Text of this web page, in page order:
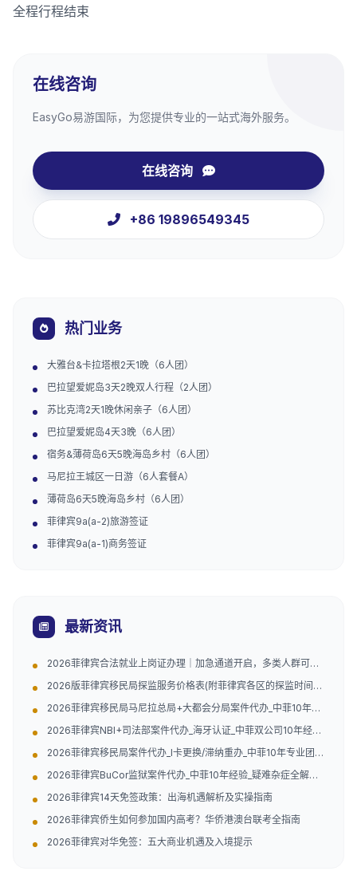
全程行程结束
在线咨询
EasyGo易游国际，为您提供专业的一站式海外服务。
在线咨询
+86 19896549345
热门业务
大雅台&卡拉塔根2天1晚（6人团）
巴拉望爱妮岛3天2晚双人行程（2人团）
苏比克湾2天1晚休闲亲子（6人团）
巴拉望爱妮岛4天3晚（6人团）
宿务&薄荷岛6天5晚海岛乡村（6人团）
马尼拉王城区一日游（6人套餐A）
薄荷岛6天5晚海岛乡村（6人团）
菲律宾9a(a-2)旅游签证
菲律宾9a(a-1)商务签证
最新资讯
2026菲律宾合法就业上岗证办理｜加急通道开启，多类人群可
2026版菲律宾移民局探监服务价格表(附菲律宾各区的探监时间和
2026菲律宾移民局马尼拉总局+大都会分局案件代办_中菲10年经
2026菲律宾NBI+司法部案件代办_海牙认证_中菲双公司10年经验
2026菲律宾移民局案件代办_I卡更换/滞纳重办_中菲10年专业团队
2026菲律宾BuCor监狱案件代办_中菲10年经验_疑难杂症全解决
2026菲律宾14天免签政策：出海机遇解析及实操指南
2026菲律宾侨生如何参加国内高考？华侨港澳台联考全指南
2026菲律宾对华免签：五大商业机遇及入境提示